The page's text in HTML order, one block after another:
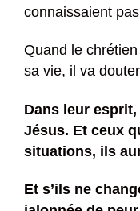
connaissaient
Quand le
sa vie, il va
Dans leur
Jésus. Et ceux
situations, ils
Et s’ils ne